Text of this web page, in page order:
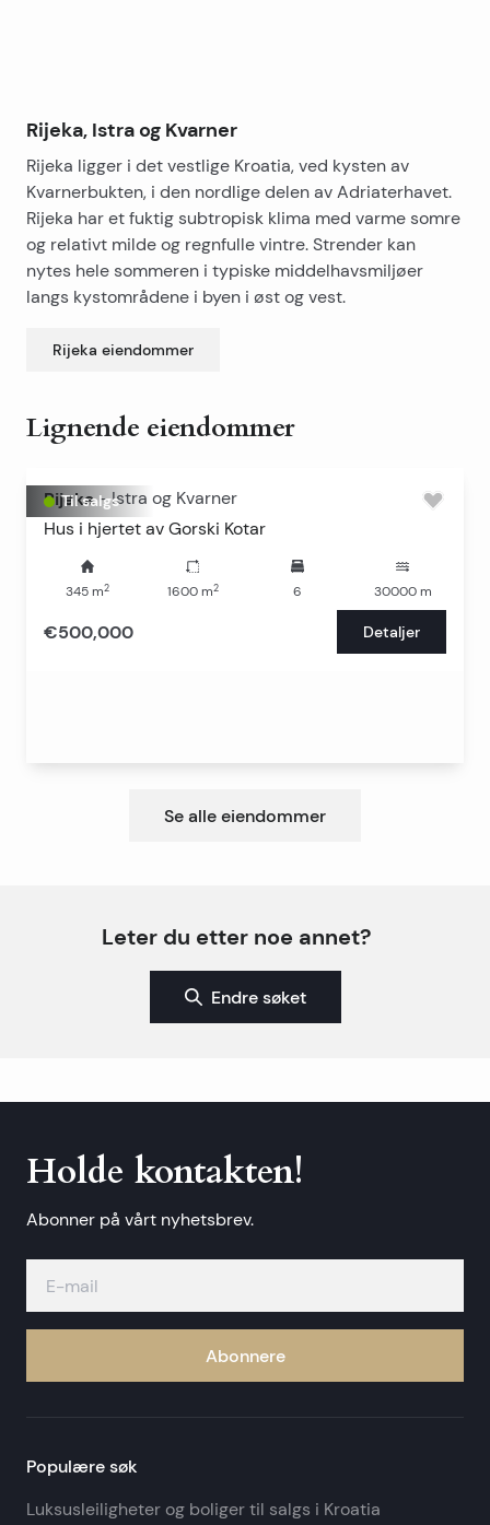
Rijeka, Istra og Kvarner
Rijeka ligger i det vestlige Kroatia, ved kysten av
Kvarnerbukten, i den nordlige delen av Adriaterhavet.
Rijeka har et fuktig subtropisk klima med varme somre
og relativt milde og regnfulle vintre. Strender kan
nytes hele sommeren i typiske middelhavsmiljøer
langs kystområdene i byen i øst og vest.
Rijeka eiendommer
Lignende eiendommer
Til salgs
Rijeka - Istra og Kvarner
Hus i hjertet av Gorski Kotar
345 m2 1600m2 6 30000m
€500,000 Detaljer
Se alle eiendommer
Leter du etter noe annet?
Endre søket
Holde kontakten!
Abonner på vårt nyhetsbrev.
Abonnere
Populære søk
Luksusleiligheter og boliger til salgs i Kroatia